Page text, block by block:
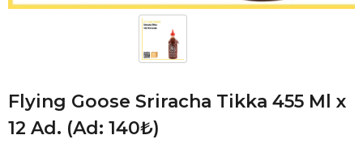
Flying Goose Sriracha Tikka 455 Ml x
12 Ad. (Ad: 140₺)